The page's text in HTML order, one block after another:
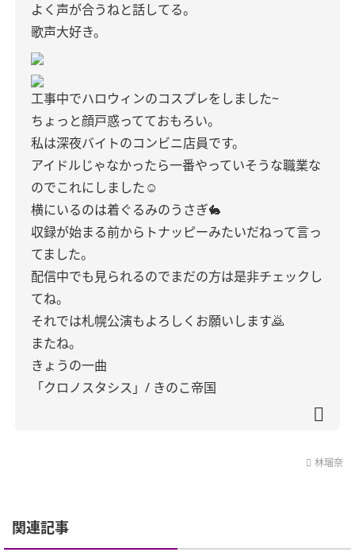
よく声が合うねと話してる。
歌声大好き。
工事中でハロウィンのコスプレをしました~
ちょっと顔戸惑ってておもろい。
私は深夜バイトのコンビニ店員です。
アイドルじゃなかったら一番やっていそうな職業な
のでこれにしました☺︎
横にいるのは着ぐるみのうさぎ🐇
収録が始まる前からトナッピーみたいだねって言っ
てました。
配信中でも見られるのでまだの方は是非チェックし
てね。
それでは札幌公演もよろしくお願いします🙇
またね。
きょうの一曲
「クロノスタシス」/ きのこ帝国
林瑠奈
関連記事